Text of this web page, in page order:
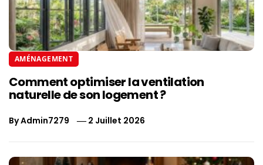
AMÉNAGEMENT
Comment optimiser la ventilation
naturelle de son logement ?
ByAdmin7279 2 Juillet 2026